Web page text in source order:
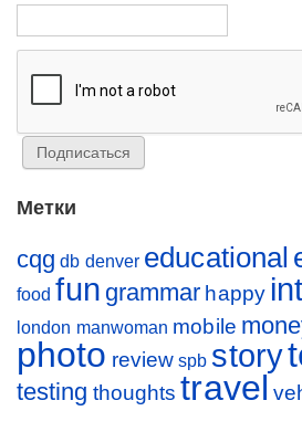
Метки
cqg db denver educational
food fun grammar happy
london manwoman mobile
photo review spb story
testing thoughts travel